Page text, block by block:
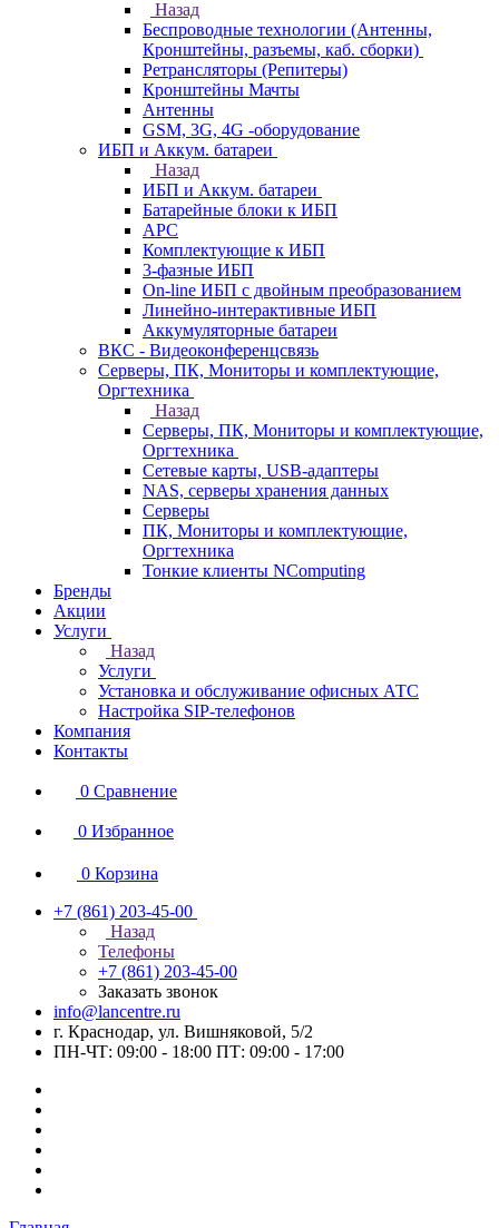
Назад
Беспроводные технологии (Антенны,
Кронштейны, разъемы, каб. сборки)
Ретрансляторы (Репитеры)
Кронштейны Мачты
Антенны
GSM, 3G, 4G -оборудование
ИБП и Аккум. батареи
Назад
ИБП и Аккум. батареи
Батарейные блоки к ИБП
APC
Комплектующие к ИБП
3-фазные ИБП
On-line ИБП с двойным преобразованием
Линейно-интерактивные ИБП
Аккумуляторные батареи
ВКС - Видеоконференцсвязь
Серверы, ПК, Мониторы и комплектующие,
Оргтехника
Назад
Серверы, ПК, Мониторы и комплектующие,
Оргтехника
Сетевые карты, USB-адаптеры
NAS, серверы хранения данных
Серверы
ПК, Мониторы и комплектующие,
Оргтехника
Тонкие клиенты NComputing
Бренды
Акции
Услуги
Назад
Услуги
Установка и обслуживание офисных АТС
Настройка SIP-телефонов
Компания
Контакты
0 Сравнение
0 Избранное
0 Корзина
+7 (861) 203-45-00
Назад
Телефоны
+7 (861) 203-45-00
Заказать звонок
info@lancentre.ru
г. Краснодар, ул. Вишняковой, 5/2
ПН-ЧТ: 09:00 - 18:00 ПТ: 09:00 - 17:00